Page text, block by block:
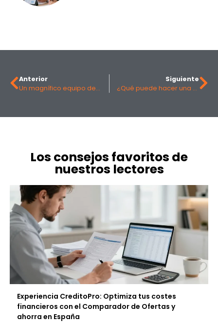
Anterior
Un magnífico equipo de marketing con capacidad de impresión
Siguiente
¿Qué puede hacer una gestoría en Zaragoza por tu empresa?
Los consejos favoritos de
nuestros lectores
Experiencia CreditoPro: Optimiza tus costes
financieros con el Comparador de Ofertas y
ahorra en España